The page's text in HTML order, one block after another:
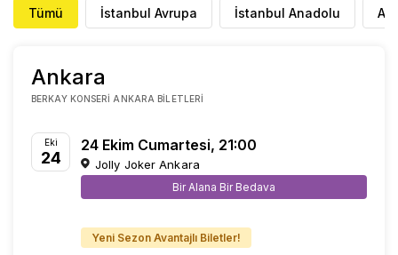
Tümü İstanbul Avrupa İstanbul Anadolu
Ankara
BERKAY KONSERI ANKARA BILETLERI
Eki
24
24 Ekim Cumartesi, 21:00
Jolly Joker Ankara
Bir Alana Bir Bedava
Yeni Sezon Avantajlı Biletler!